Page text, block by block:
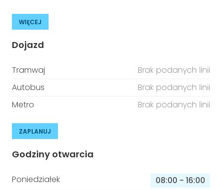
WIĘCEJ
Dojazd
Tramwaj
Brak podanych linii
Autobus
Brak podanych linii
Metro
Brak podanych linii
ZAPLANUJ
Godziny otwarcia
Poniedziałek 08:00 - 16:00